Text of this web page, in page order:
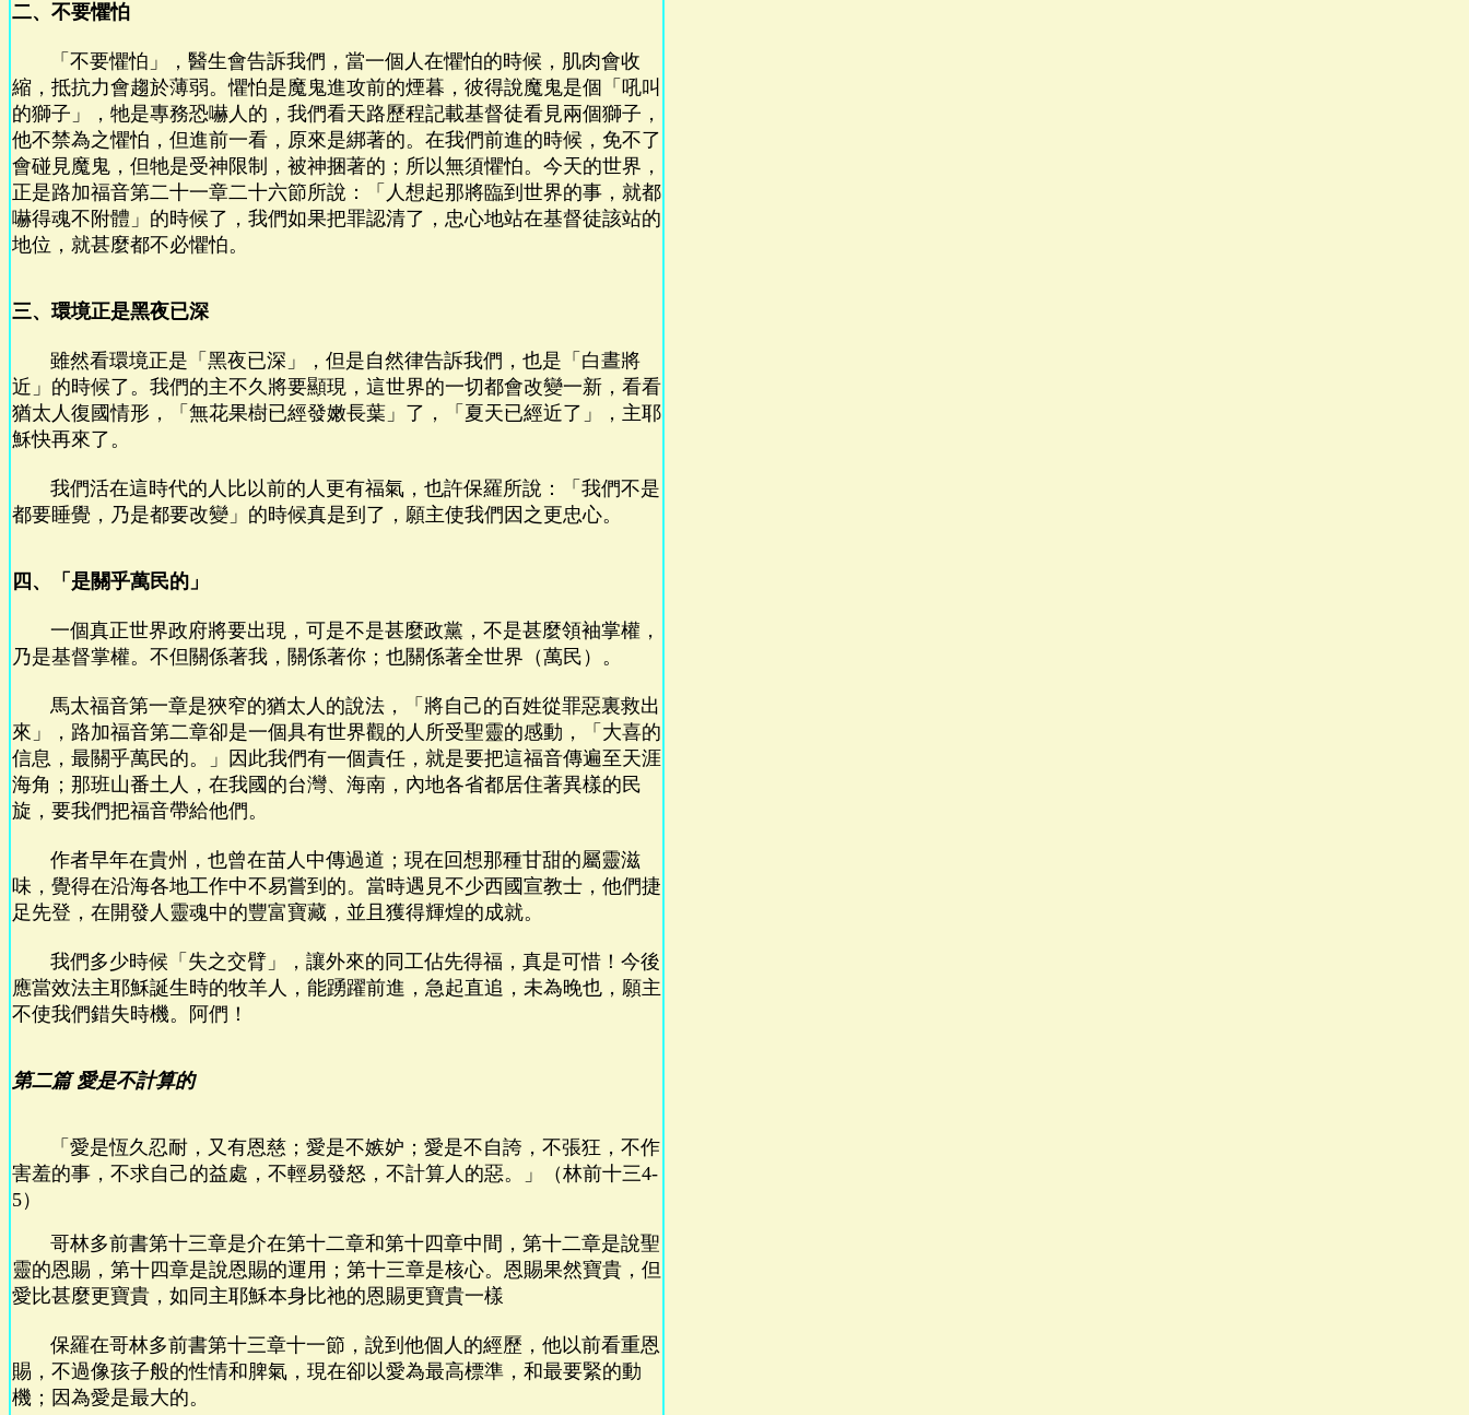
二、不要懼怕
「不要懼怕」，醫生會告訴我們，當一個人在懼怕的時候，肌肉會收
縮，抵抗力會趨於薄弱。懼怕是魔鬼進攻前的煙暮，彼得說魔鬼是個「吼叫
的獅子」，牠是專務恐嚇人的，我們看天路歷程記載基督徒看見兩個獅子，
他不禁為之懼怕，但進前一看，原來是綁著的。在我們前進的時候，免不了
會碰見魔鬼，但牠是受神限制，被神捆著的；所以無須懼怕。今天的世界，
正是路加福音第二十一章二十六節所說：「人想起那將臨到世界的事，就都
嚇得魂不附體」的時候了，我們如果把罪認清了，忠心地站在基督徒該站的
地位，就甚麼都不必懼怕。
三、環境正是黑夜已深
雖然看環境正是「黑夜已深」，但是自然律告訴我們，也是「白晝將
近」的時候了。我們的主不久將要顯現，這世界的一切都會改變一新，看看
猶太人復國情形，「無花果樹已經發嫩長葉」了，「夏天已經近了」，主耶
穌快再來了。
我們活在這時代的人比以前的人更有福氣，也許保羅所說：「我們不是
都要睡覺，乃是都要改變」的時候真是到了，願主使我們因之更忠心。
四、「是關乎萬民的」
一個真正世界政府將要出現，可是不是甚麼政黨，不是甚麼領袖掌權，
乃是基督掌權。不但關係著我，關係著你；也關係著全世界（萬民）。
馬太福音第一章是狹窄的猶太人的說法，「將自己的百姓從罪惡裏救出
來」，路加福音第二章卻是一個具有世界觀的人所受聖靈的感動，「大喜的
信息，最關乎萬民的。」因此我們有一個責任，就是要把這福音傳遍至天涯
海角；那班山番土人，在我國的台灣、海南，內地各省都居住著異樣的民
旋，要我們把福音帶給他們。
作者早年在貴州，也曾在苗人中傳過道；現在回想那種甘甜的屬靈滋
味，覺得在沿海各地工作中不易嘗到的。當時遇見不少西國宣教士，他們捷
足先登，在開發人靈魂中的豐富寶藏，並且獲得輝煌的成就。
我們多少時候「失之交臂」，讓外來的同工佔先得福，真是可惜！今後
應當效法主耶穌誕生時的牧羊人，能踴躍前進，急起直追，未為晚也，願主
不使我們錯失時機。阿們！
第二篇 愛是不計算的
「愛是恆久忍耐，又有恩慈；愛是不嫉妒；愛是不自誇，不張狂，不作
害羞的事，不求自己的益處，不輕易發怒，不計算人的惡。」（林前十三4-
5）
哥林多前書第十三章是介在第十二章和第十四章中間，第十二章是說聖
靈的恩賜，第十四章是說恩賜的運用；第十三章是核心。恩賜果然寶貴，但
愛比甚麼更寶貴，如同主耶穌本身比祂的恩賜更寶貴一樣
保羅在哥林多前書第十三章十一節，說到他個人的經歷，他以前看重恩
賜，不過像孩子般的性情和脾氣，現在卻以愛為最高標準，和最要緊的動
機；因為愛是最大的。